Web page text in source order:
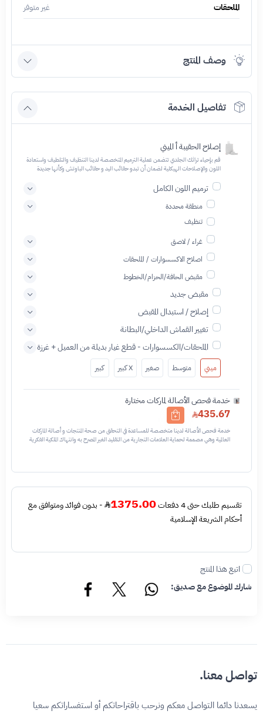
الملحقات
غير متوفر
وصف المنتج
تفاصيل الخدمة
إصلاح الحقيبة أ الميني
قم بإحياء تراثك الجلدي تتضمن عملية الترميم المتخصصة لدينا التنظيف والتلطيف واستعادة
اللون والإصلاحات الهيكلية لضمان أن تبدو حقائب اليد و حقائب الباوتش وكأنها جديدة
ترميم اللون الكامل
منطقة محددة
تنظيف
غراء / لاصق
اصلاح الاكسسوارات / الملحقات
مقبض الحافة/الحزام/الخطوط
مقبض جديد
إصلاح / استبدال المقبض
تغيير القماش الداخلي/البطانة
الملحقات/الكسسوارات - قطع غيار بديلة من العميل + غرزة
ميني متوسط صغير X كبير كبير
خدمة فحص الأصالة لماركات مختارة
435.67
خدمة فحص الأصالة لدينا متخصصة للمساعدة في التحقق من صحة المنتجات و أصالة الماركات
العالمية وهي مصممة لحماية العلامات التجارية من التقليد الغير المصرح به وانتهاك الملكية الفكرية
في القطعه
تقسيم طلبك حتى 4 دفعات 1375.00
- بدون فوائد ومتوافق مع
أحكام الشريعة الإسلامية
اتبع هذا المنتج
شارك الموضوع مع صديق:
تواصل معنا.
يسعدنا دائما التواصل معكم ونرحب باقتراحاتكم أو استفساراتكم سعيا